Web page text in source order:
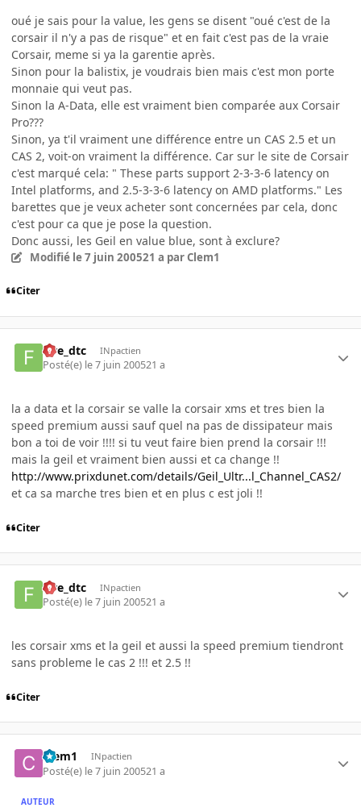
oué je sais pour la value, les gens se disent "oué c'est de la
corsair il n'y a pas de risque" et en fait c'est pas de la vraie
Corsair, meme si ya la garentie après.
Sinon pour la balistix, je voudrais bien mais c'est mon porte
monnaie qui veut pas.
Sinon la A-Data, elle est vraiment bien comparée aux Corsair
Pro???
Sinon, ya t'il vraiment une différence entre un CAS 2.5 et un
CAS 2, voit-on vraiment la différence. Car sur le site de Corsair
c'est marqué cela: " These parts support 2-3-3-6 latency on
Intel platforms, and 2.5-3-3-6 latency on AMD platforms." Les
barettes que je veux acheter sont concernées par cela, donc
c'est pour ca que je pose la question.
Donc aussi, les Geil en value blue, sont à exclure?
Modifié le 7 juin 200521 a par Clem1
Citer
five_dtc INpactien
Posté(e) le 7 juin 200521 a
la a data et la corsair se valle la corsair xms et tres bien la
speed premium aussi sauf quel na pas de dissipateur mais
bon a toi de voir !!!! si tu veut faire bien prend la corsair !!!
mais la geil et vraiment bien aussi et ca change !!
http://www.prixdunet.com/details/Geil_Ultr...l_Channel_CAS2/
et ca sa marche tres bien et en plus c est joli !!
Citer
five_dtc INpactien
Posté(e) le 7 juin 200521 a
les corsair xms et la geil et aussi la speed premium tiendront
sans probleme le cas 2 !!! et 2.5 !!
Citer
Clem1 INpactien
Posté(e) le 7 juin 200521 a
AUTEUR